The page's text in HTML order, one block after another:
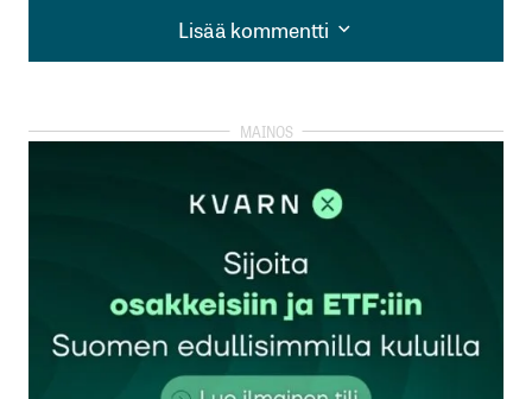
Lisää kommentti
Lisää kommentti
kirjautua
rekisteröityä
Sähköpostiosoitettasi ei julkaista.Pakolliset